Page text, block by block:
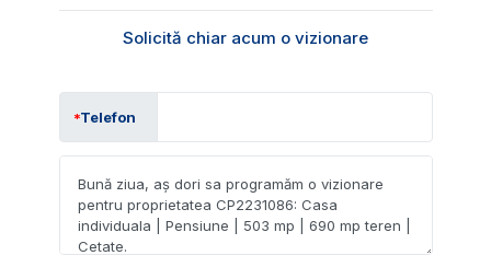
Solicită chiar acum o vizionare
Telefon